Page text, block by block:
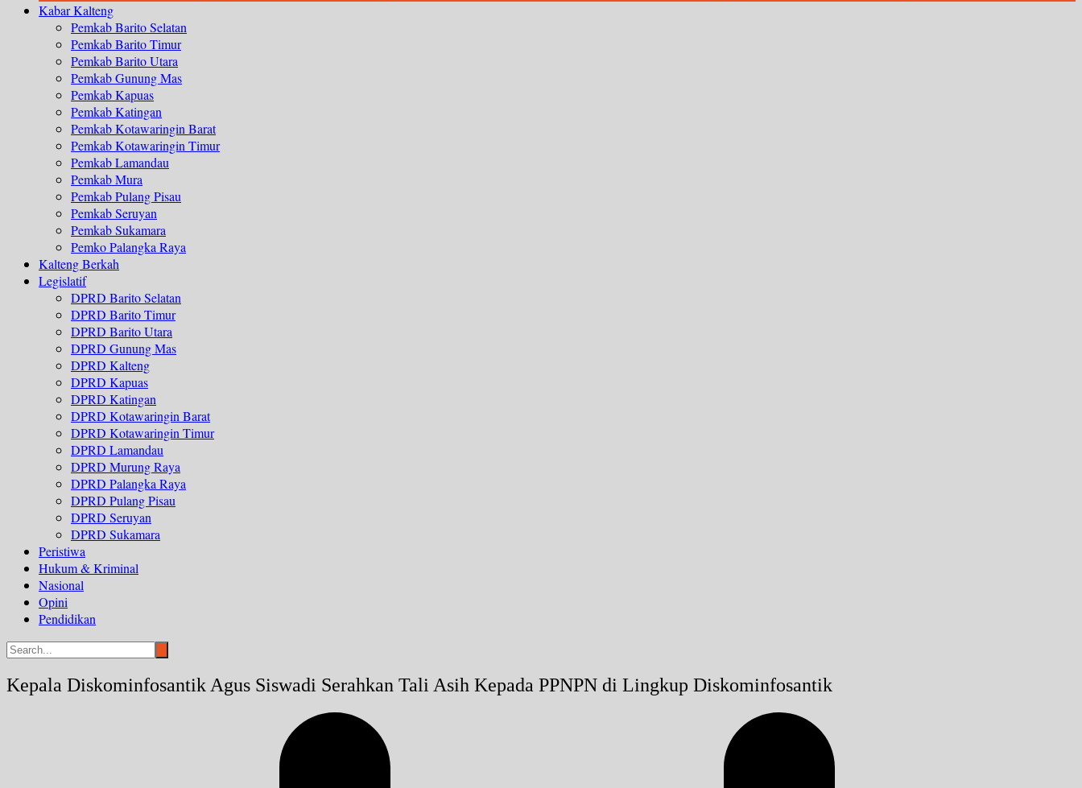
Kabar Kalteng
Pemkab Barito Selatan
Pemkab Barito Timur
Pemkab Barito Utara
Pemkab Gunung Mas
Pemkab Kapuas
Pemkab Katingan
Pemkab Kotawaringin Barat
Pemkab Kotawaringin Timur
Pemkab Lamandau
Pemkab Mura
Pemkab Pulang Pisau
Pemkab Seruyan
Pemkab Sukamara
Pemko Palangka Raya
Kalteng Berkah
Legislatif
DPRD Barito Selatan
DPRD Barito Timur
DPRD Barito Utara
DPRD Gunung Mas
DPRD Kalteng
DPRD Kapuas
DPRD Katingan
DPRD Kotawaringin Barat
DPRD Kotawaringin Timur
DPRD Lamandau
DPRD Murung Raya
DPRD Palangka Raya
DPRD Pulang Pisau
DPRD Seruyan
DPRD Sukamara
Peristiwa
Hukum & Kriminal
Nasional
Opini
Pendidikan
Kepala Diskominfosantik Agus Siswadi Serahkan Tali Asih Kepada PPNPN di Lingkup Diskominfosantik